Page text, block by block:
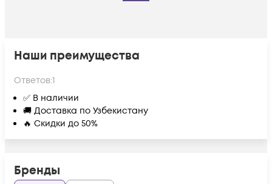
Наши преимущества
Ответов:1
✅ В наличии
🚚 Доставка по Узбекистану
🔥 Скидки до 50%
Бренды